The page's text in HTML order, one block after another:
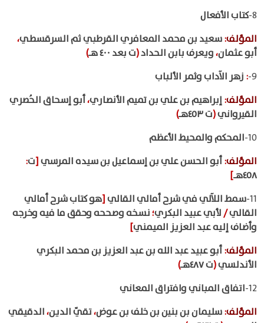
8- كتاب الأفعال
المؤلف:سعيد بن محمد المعافري القرطبي ثم السرقسطي،
أبو عثمان،ويعرف بابن الحداد(ت بعد ٤٠٠ هـ
)
9-
: زهر الآداب وثمر الألباب
المؤلف:إبراهيم بن علي بن تميم الأنصاري،أبو إسحاق الحُصري
القيرواني(ت ٤٥٣هـ
)
10- المحكم والمحيط الأعظم
المؤلف:أبو الحسن علي بن إسماعيل بن سيده المرسي[ت:
٤٥٨هـ
]
11- سمط اللآلي في شرح أمالي القالي[هو كتاب شرح أمالي
القالي/لأبي عبيد البكري؛نسخه وصححه وحقق ما فيه وخرجه
وأضاف إليه عبد العزيز الميمني]
المؤلف:أبو عبيد عبد الله بن عبد العزيز بن محمد البكري
الأندلسي(ت ٤٨٧هـ
)
12- اتفاق المباني وافتراق المعاني
المؤلف:سليمان بن بنين بن خلف بن عوض،تقيّ الدين،الدقيقي